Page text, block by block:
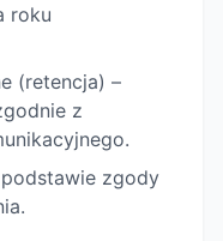
roku
(retencja) –
z
zgody